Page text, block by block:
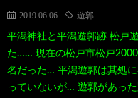
2019.06.06 遊郭
平潟神社と平潟遊郭跡 松戸
た…… 現在の松戸市松戸
名だった… 平潟遊郭は其処
っていないが… 遊郭があっ